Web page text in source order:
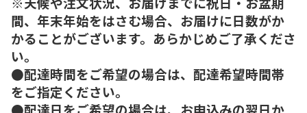
間、年末年始をはさむ場合、お届けに日数がか
かることがございます。あらかじめご了承くださ
い。
●配達時間をご希望の場合は、配達希望時間帯
をご指定ください。
●配達日をご希望の場合は、お申込みの翌日か